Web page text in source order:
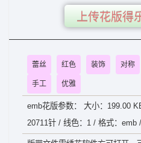
上传花版得
蕾丝 红色 装饰 对称
手工 优雅
emb花版参数： 大小：199.00
20711针 / 线色：1 / 格式：emb